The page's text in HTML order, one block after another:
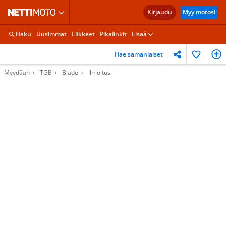
Kirjaudu Myy motosi
Haku Uusimmat Liikkeet Pikalinkit Lisää
Hae samanlaiset
Myydään TGB Blade Ilmoitus